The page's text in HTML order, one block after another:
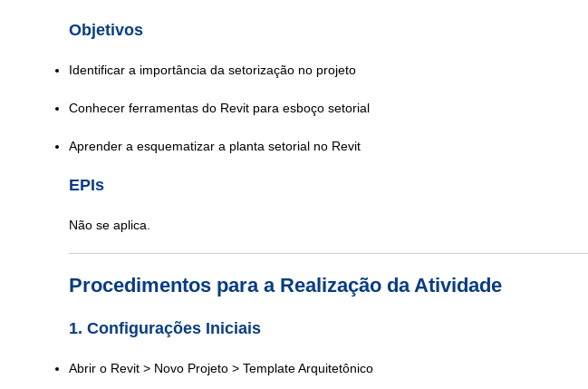
Objetivos
Identificar a importância da setorização no projeto
Conhecer ferramentas do Revit para esboço setorial
Aprender a esquematizar a planta setorial no Revit
EPIs
Não se aplica.
Procedimentos para a Realização da Atividade
1. Configurações Iniciais
Abrir o Revit > Novo Projeto > Template Arquitetônico